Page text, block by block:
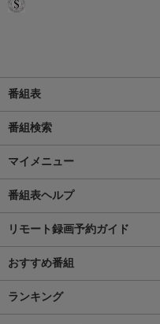
番組表
番組検索
マイメニュー
番組表ヘルプ
リモート録画予約ガイド
おすすめ番組
ランキング